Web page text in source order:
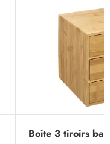
Boite 3 tiroirs